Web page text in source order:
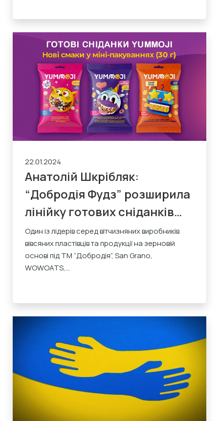
22.01.2024
Анатолій Шкрібляк:
“Добродія Фудз” розширила
лінійку готових сніданків
YUMMOJI
Один із лідерів серед вітчизняних виробників
вівсяних пластівців та продукції на зерновій
основі під ТМ “Добродія”, San Grano,
WOWOATS,...